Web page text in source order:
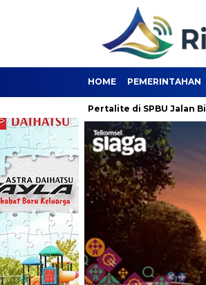
HOME PEMERINTAHAN
Pertalite di SPBU Jalan Bintang